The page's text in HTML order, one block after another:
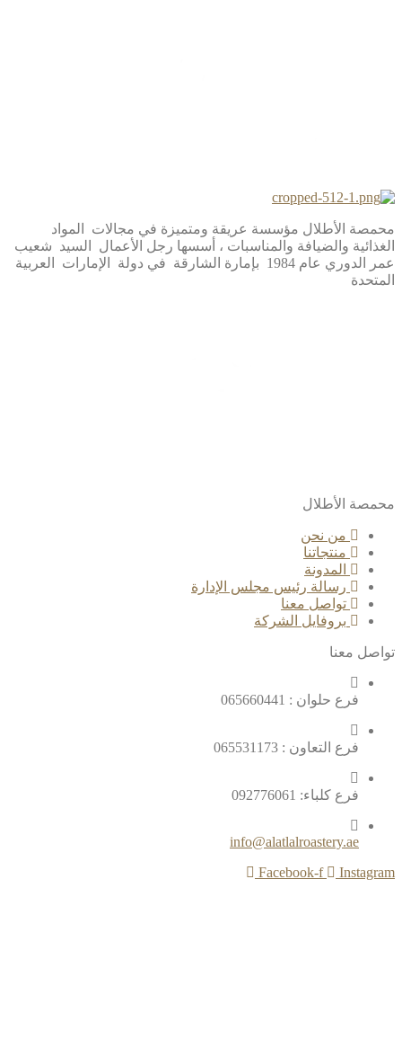
محمصة الأطلال مؤسسة عريقة ومتميزة في مجالات المواد
الغذائية والضيافة والمناسبات ، أسسها رجل الأعمال السيد شعيب
عمر الدوري عام 1984 بإمارة الشارقة في دولة الإمارات العربية
المتحدة
محمصة الأطلال
من نحن
منتجاتنا
المدونة
رسالة رئيس مجلس الإدارة
تواصل معنا
بروفايل الشركة
تواصل معنا
فرع حلوان : 065660441
فرع التعاون : 065531173
فرع كلباء: 092776061
info@alatlalroastery.ae
Facebook-f
Instagram